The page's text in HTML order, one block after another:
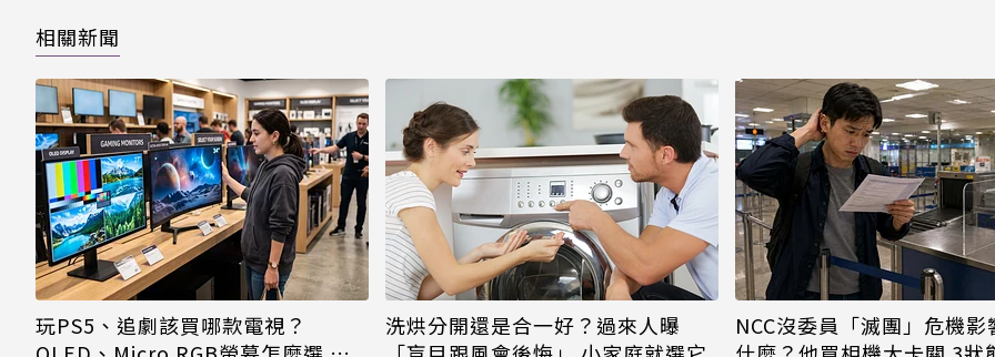
相關新聞
玩PS5、追劇該買哪款電視？
洗烘分開還是合一好？過來人曝
NCC沒委員「滅團」危機影